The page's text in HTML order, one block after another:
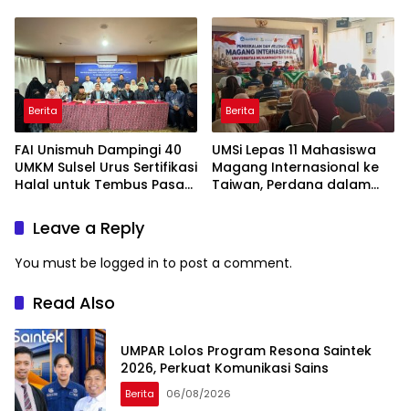
Berita
FAI Unismuh Dampingi 40
UMKM Sulsel Urus Sertifikasi
Halal untuk Tembus Pasar
Berita
UMSi Lepas 11 Mahasiswa
Magang Internasional ke
Taiwan, Perdana dalam
Leave a Reply
You must be logged in to post a comment.
Read Also
UMPAR Lolos Program Resona Saintek
2026, Perkuat Komunikasi Sains
Berita 06/08/2026